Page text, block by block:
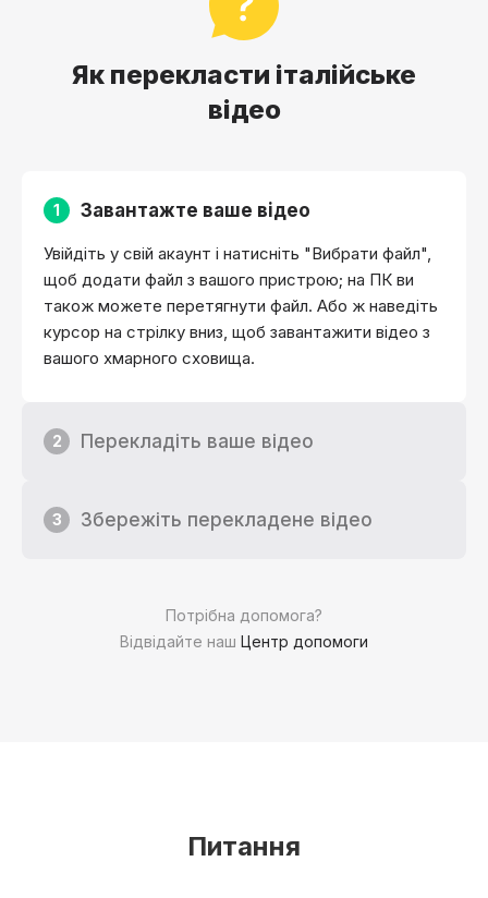
Як перекласти італійське
відео
Потрібна допомога?
Відвідайте наш Центр допомоги
1 Завантажте ваше відео
Увійдіть у свій акаунт і натисніть "Вибрати файл",
щоб додати файл з вашого пристрою; на ПК ви
також можете перетягнути файл. Або ж наведіть
курсор на стрілку вниз, щоб завантажити відео з
вашого хмарного сховища.
2 Перекладіть ваше відео
3 Збережіть перекладене відео
Питання